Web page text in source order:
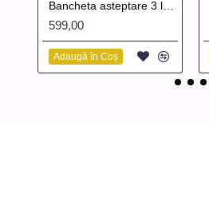
599,00
Adaugă în Coș